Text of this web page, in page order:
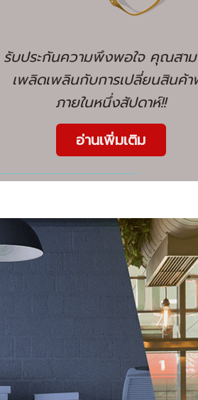
รับประกันความพึงพอใจ คุณสาม
เพลิดเพลินกับการเปลี่ยนสินค้า
ภายในหนึ่งสัปดาห์!!
อ่านเพิ่มเติม